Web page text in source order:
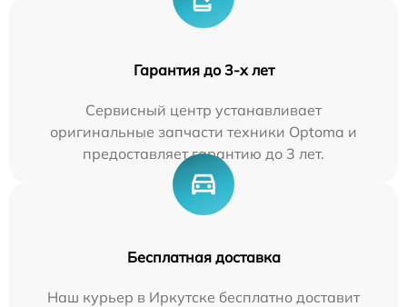
Гарантия до 3-х лет
Сервисный центр устанавливает
оригинальные запчасти техники Optoma и
предоставляет гарантию до 3 лет.
Бесплатная доставка
Наш курьер в Иркутске бесплатно доставит